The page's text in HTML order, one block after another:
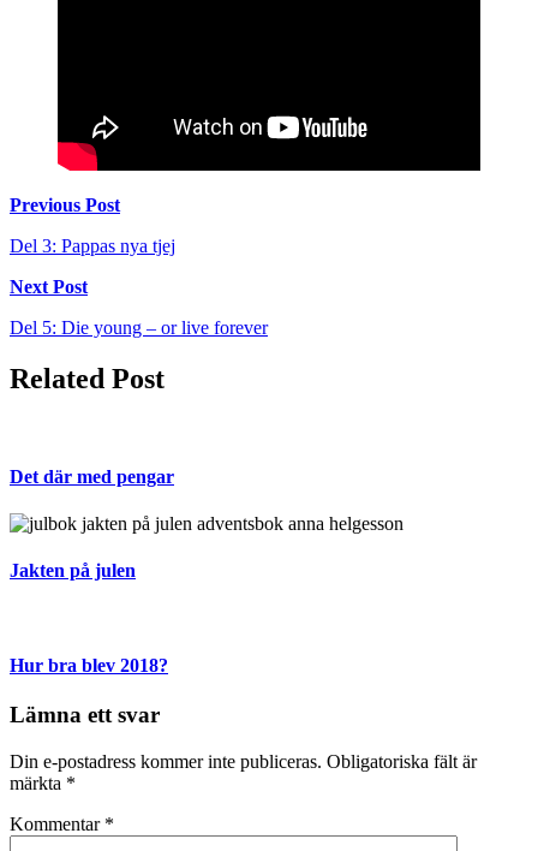
Inläggsnavigering
Previous Post
Del 3: Pappas nya tjej
Next Post
Del 5: Die young – or live forever
Related Post
Det där med pengar
Jakten på julen
Hur bra blev 2018?
Lämna ett svar
Din e-postadress kommer inte publiceras. Obligatoriska fält är
märkta *
Kommentar *